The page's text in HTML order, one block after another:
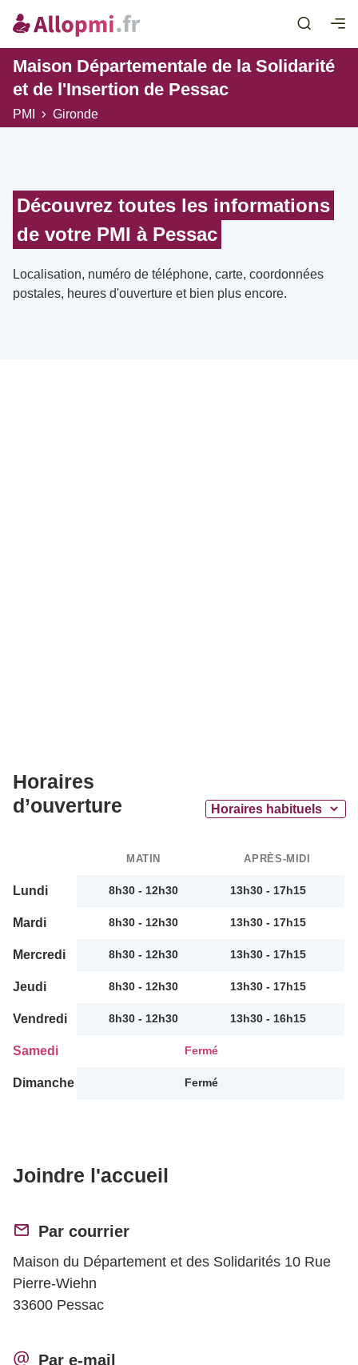
Maison Départementale de la Solidarité
et de l'Insertion de Pessac
PMI Gironde
Découvrez toutes les informations
de votre PMI à Pessac
Localisation, numéro de téléphone, carte, coordonnées
postales, heures d'ouverture et bien plus encore.
Horaires
d’ouverture
MATIN APRÈS-MIDI
Lundi 8h30 - 12h30 13h30 - 17h15
Mardi 8h30 - 12h30 13h30 - 17h15
Mercredi 8h30 - 12h30 13h30 - 17h15
Jeudi 8h30 - 12h30 13h30 - 17h15
Vendredi 8h30 - 12h30 13h30 - 16h15
Samedi Fermé
Dimanche Fermé
Joindre l'accueil
Par courrier
Maison du Département et des Solidarités 10 Rue
Pierre-Wiehn
33600 Pessac
Par e-mail